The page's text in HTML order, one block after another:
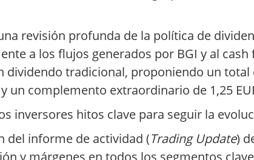
revisión profunda de la política de
a los flujos generados por BGI y al
tradicional, proponiendo un total
un complemento extraordinario de 1,25
inversores hitos clave para seguir la
del informe de actividad (Trading Update)